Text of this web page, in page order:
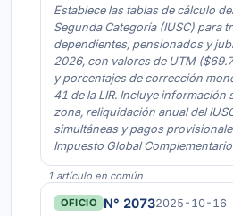
Establece las tablas de cálculo
Segunda Categoría (IUSC) para
dependientes, pensionados y
2026, con valores de UTM
y porcentajes de corrección
41 de la LIR. Incluye
zona, reliquidación anual del
simultáneas y pagos
Impuesto Global
1 artículo en común
OFICIO N° 20732025-10-16